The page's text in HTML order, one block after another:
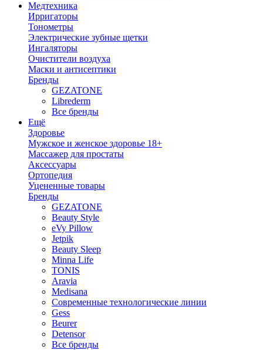
Медтехника
Ирригаторы
Тонометры
Электрические зубные щетки
Ингаляторы
Очистители воздуха
Маски и антисептики
Бренды
GEZATONE
Librederm
Все бренды
Ещё
Здоровье
Мужское и женское здоровье 18+
Массажер для простаты
Аксессуары
Ортопедия
Уцененные товары
Бренды
GEZATONE
Beauty Style
eVy Pillow
Jetpik
Beauty Sleep
Minna Life
TONIS
Aravia
Medisana
Современные технологические линии
Gess
Beurer
Detensor
Все бренды